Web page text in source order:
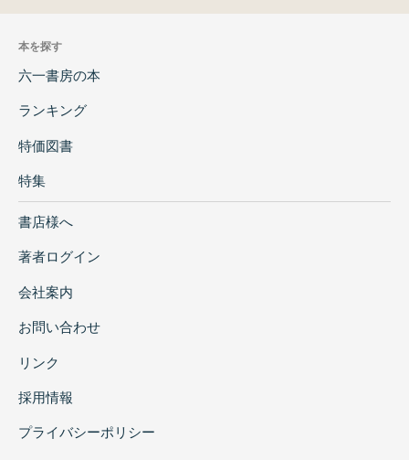
本を探す
六一書房の本
ランキング
特価図書
特集
書店様へ
著者ログイン
会社案内
お問い合わせ
リンク
採用情報
プライバシーポリシー